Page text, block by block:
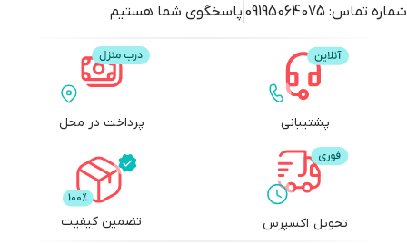
شماره تماس: 09195064075 پاسخگوی شما هستیم
پشتیبانی پرداخت در محل
تحویل اکسپرس تضمین کیفیت